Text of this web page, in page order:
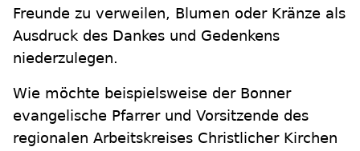
Freunde zu verweilen, Blumen oder Kränze als
Ausdruck des Dankes und Gedenkens
niederzulegen.
Wie möchte beispielsweise der Bonner
evangelische Pfarrer und Vorsitzende des
regionalen Arbeitskreises Christlicher Kirchen